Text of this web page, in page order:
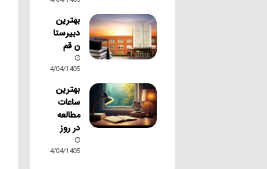
بهترین
دبیرستا
ن قم
14/04/1405
بهترین
ساعات
مطالعه
در روز
14/04/1405